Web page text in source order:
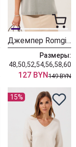
Джемпер Romgil РВ0465-ШЕ5 водопад
Размеры:
48,50,52,54,56,58,60
127 BYN149 BYN
15%